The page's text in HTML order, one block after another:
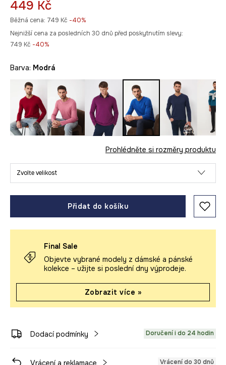
449 Kč
Běžná cena: 749 Kč -40%
Nejnižší cena za posledních 30 dnů před poskytnutím slevy:
749 Kč -40%
Barva: modrá
Prohlédněte si rozměry produktu
Zvolte velikost
Přidat do košíku
Final Sale
Objevte vybrané modely z dámské a pánské
kolekce – užijte si poslední dny výprodeje.
Zobrazit více »
Dodací podmínky Doručení i do 24 hodin
Vrácení a reklamace Vrácení do 30 dnů